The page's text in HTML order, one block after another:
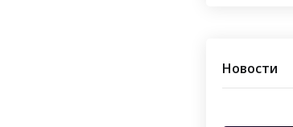
Новости